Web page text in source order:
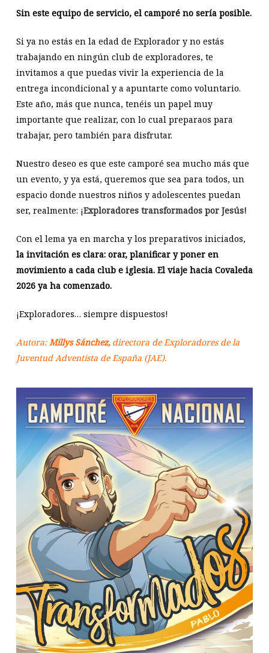
Sin este equipo de servicio, el camporé no sería posible.
Si ya no estás en la edad de Explorador y no estás
trabajando en ningún club de exploradores, te
invitamos a que puedas vivir la experiencia de la
entrega incondicional y a apuntarte como voluntario.
Este año, más que nunca, tenéis un papel muy
importante que realizar, con lo cual preparaos para
trabajar, pero también para disfrutar.
Nuestro deseo es que este camporé sea mucho más que
un evento, y ya está, queremos que sea para todos, un
espacio donde nuestros niños y adolescentes puedan
ser, realmente: ¡Exploradores transformados por Jesús!
Con el lema ya en marcha y los preparativos iniciados,
la invitación es clara: orar, planificar y poner en
movimiento a cada club e iglesia. El viaje hacia Covaleda
2026 ya ha comenzado.
¡Exploradores… siempre dispuestos!
Autora:Millys Sánchez,directora de Exploradores de la
Juventud Adventista de España (JAE).